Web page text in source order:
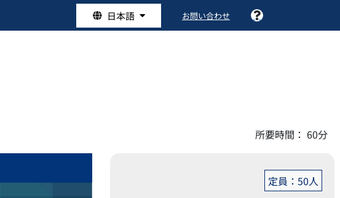
日本語 お問い合わせ
所要時間： 60分
定員：50人